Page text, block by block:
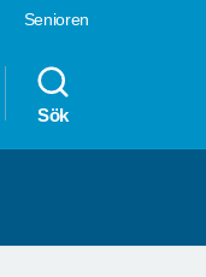
Senioren
Sök